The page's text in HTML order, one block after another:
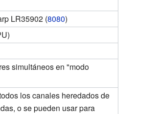
LR35902 (8080)
simultáneos en "modo
los canales heredados de
o se pueden usar para